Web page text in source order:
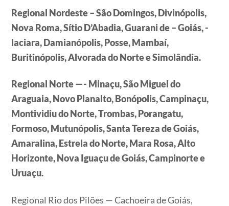
Regional Nordeste – São Domingos, Divinópolis,
Nova Roma, Sítio D’Abadia, Guarani de – Goiás, -
laciara, Damianópolis, Posse, Mambaí,
Buritinópolis, Alvorada do Norte e Simolândia.
Regional Norte —- Minaçu, São Miguel do
Araguaia, Novo Planalto, Bonópolis, Campinaçu,
Montividiu do Norte, Trombas, Porangatu,
Formoso, Mutunópolis, Santa Tereza de Goiás,
Amaralina, Estrela do Norte, Mara Rosa, Alto
Horizonte, Nova Iguaçu de Goiás, Campinorte e
Uruaçu.
Regional Rio dos Pilões — Cachoeira de Goiás,